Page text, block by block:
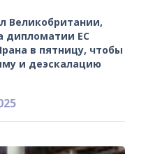
Великобритании,
дипломатии ЕС
в пятницу, чтобы
и деэскалацию